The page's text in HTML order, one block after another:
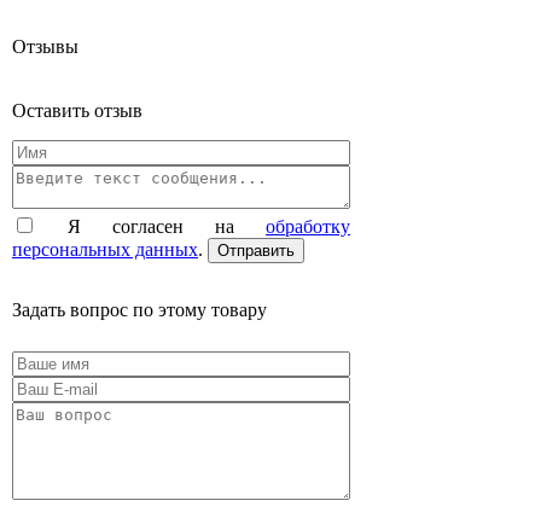
Отзывы
Оставить отзыв
Я согласен на обработку
персональных данных.
Задать вопрос по этому товару